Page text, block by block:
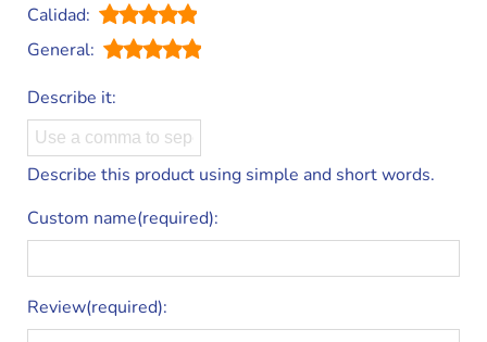
Calidad:
General:
Describe it:
Describe this product using simple and short words.
Custom name(required):
Review(required):